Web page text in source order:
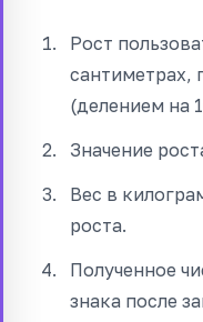
Рост
сантиметрах,
(делением на
Значение
Вес в
роста.
Полученное
знака после